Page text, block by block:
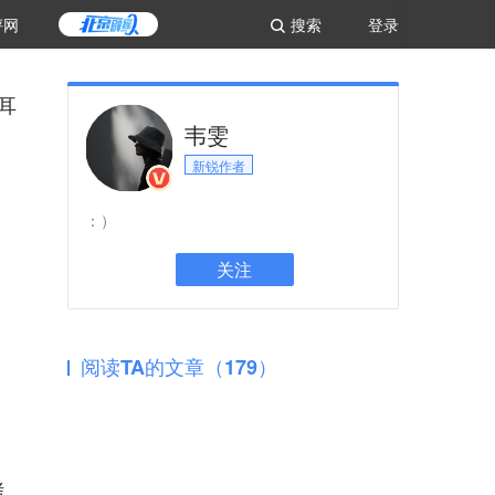
登录
搜索
韦雯
新锐作者
：）
关注
阅读TA的文章（179）